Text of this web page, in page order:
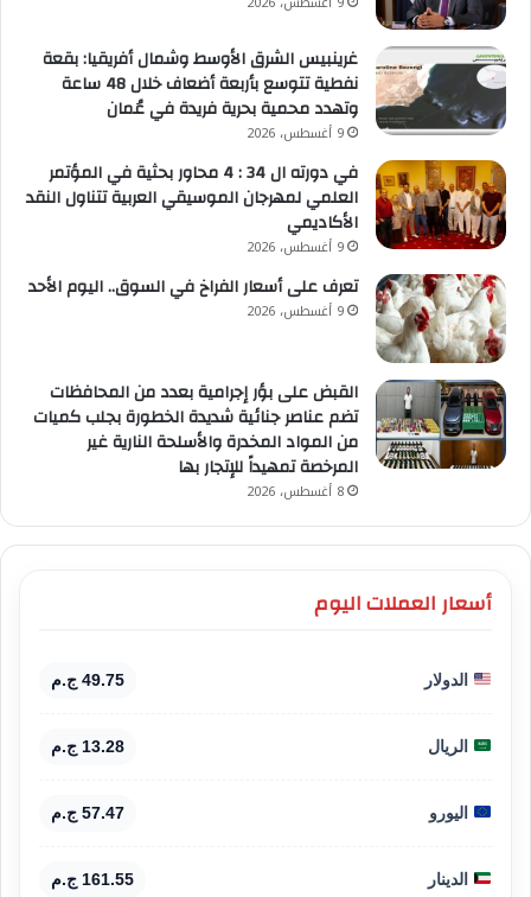
غرينبيس الشرق الأوسط وشمال أفريقيا: بقعة
نفطية تتوسع بأربعة أضعاف خلال 48 ساعة
وتهدد محمية بحرية فريدة في عُمان
9 أغسطس، 2026
في دورته ال 34 : 4 محاور بحثية في المؤتمر
العلمي لمهرجان الموسيقي العربية تتناول النقد
الأكاديمي
9 أغسطس، 2026
تعرف على أسعار الفراخ في السوق.. اليوم الأحد
9 أغسطس، 2026
القبض على بؤر إجرامية بعدد من المحافظات
تضم عناصر جنائية شديدة الخطورة بجلب كميات
من المواد المخدرة والأسلحة النارية غير
المرخصة تمهيداً للإتجار بها
8 أغسطس، 2026
أسعار العملات اليوم
الدولار 49.75 ج.م
الريال 13.28 ج.م
اليورو 57.47 ج.م
الدينار 161.55 ج.م